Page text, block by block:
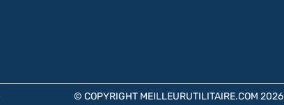
© COPYRIGHT MEILLEURUTILITAIRE.COM 2026